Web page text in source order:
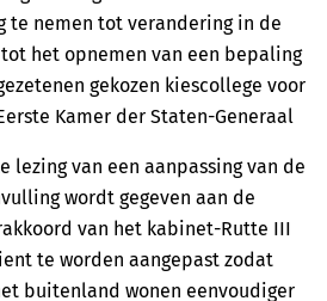
te nemen tot verandering in de
het opnemen van een bepaling
gekozen kiescollege voor
Kamer der Staten-Generaal
lezing van een aanpassing van de
wordt gegeven aan de
van het kabinet-Rutte III
te worden aangepast zodat
buitenland wonen eenvoudiger